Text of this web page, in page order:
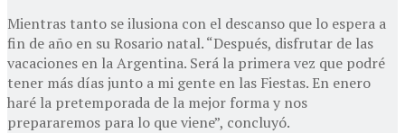
Mientras tanto se ilusiona con el descanso que lo espera a
fin de año en su Rosario natal. “Después, disfrutar de las
vacaciones en la Argentina. Será la primera vez que podré
tener más días junto a mi gente en las Fiestas. En enero
haré la pretemporada de la mejor forma y nos
prepararemos para lo que viene”, concluyó.